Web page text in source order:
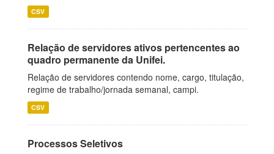
CSV
Relação de servidores ativos pertencentes ao
quadro permanente da Unifei.
Relação de servidores contendo nome, cargo, titulação,
regime de trabalho/jornada semanal, campi.
CSV
Processos Seletivos